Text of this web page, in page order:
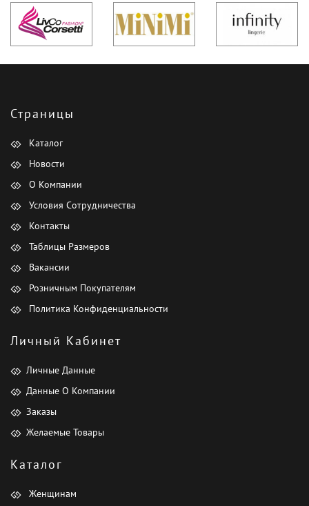
Страницы
Каталог
Новости
О Компании
Условия Сотрудничества
Контакты
Таблицы Размеров
Вакансии
Розничным Покупателям
Политика Конфиденциальности
Личный Кабинет
Личные Данные
Данные О Компании
Заказы
Желаемые Товары
Каталог
Женщинам